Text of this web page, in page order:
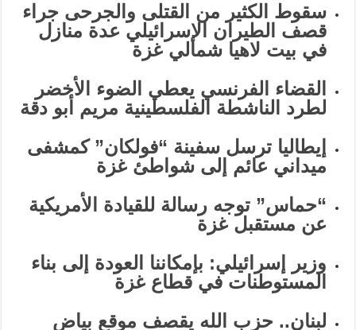
سقوط الكثير من القتلى والجرحى جراء
قصف الطيران الإسرائيلي عدة منازل
في بيت لاهيا شمالي غزة
القضاء الفرنسي يعطي الضوء الأخضر
لطرد الناشطة الفلسطينية مريم أبو دقة
إيطاليا ترسل سفينة “فولكان” كمشفى
ميداني عائم إلى شواطئ غزة
“حماس” توجه رسالة للقيادة الأمريكية
عن مستقبل غزة
وزير إسرائيلي: بإمكاننا العودة إلى بناء
المستوطنات في قطاع غزة
لبنان.. حزب الله يقصف موقع بياض